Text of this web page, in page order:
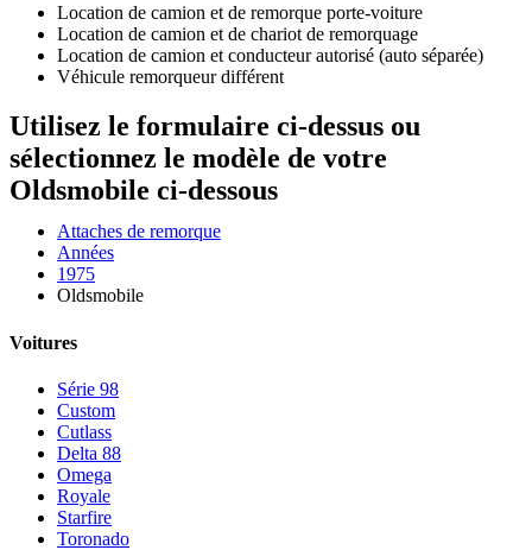
Location de camion et de remorque porte-voiture
Location de camion et de chariot de remorquage
Location de camion et conducteur autorisé (auto séparée)
Véhicule remorqueur différent
Utilisez le formulaire ci-dessus ou
sélectionnez le modèle de votre
Oldsmobile ci-dessous
Attaches de remorque
Années
1975
Oldsmobile
Voitures
Série 98
Custom
Cutlass
Delta 88
Omega
Royale
Starfire
Toronado